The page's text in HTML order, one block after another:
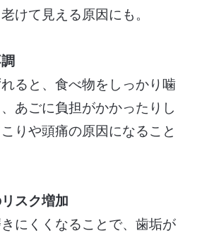
けて見える原因にも。
ると、食べ物をしっかり噛
あごに負担がかかったりし
りや頭痛の原因になること
スク増加
にくくなることで、歯垢が